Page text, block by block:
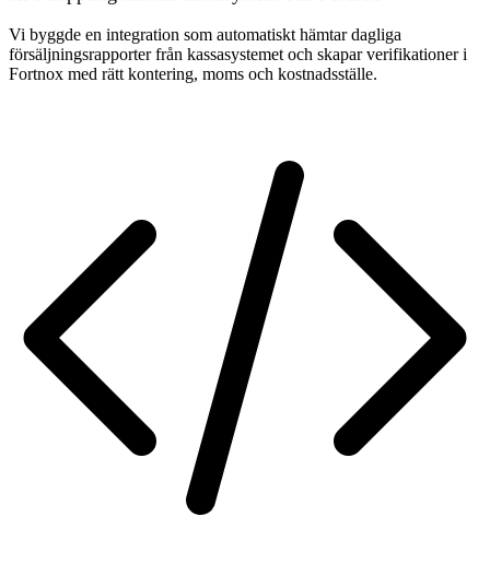
Vi byggde en integration som automatiskt hämtar dagliga
försäljningsrapporter från kassasystemet och skapar verifikationer i
Fortnox med rätt kontering, moms och kostnadsställe.